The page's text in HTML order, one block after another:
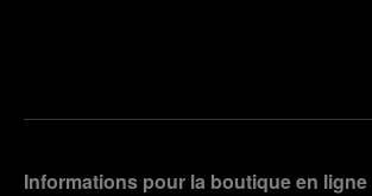
Informations pour la boutique en ligne